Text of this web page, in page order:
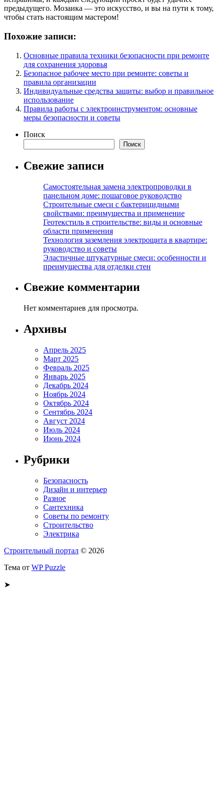
предыдущего. Мозаика — это искусство, и вы на пути к тому,
чтобы стать настоящим мастером!
Похожие записи:
Основные правила техники безопасности при ремонте
для сохранения здоровья
Безопасное рабочее место при ремонте: советы и
правила организации
Индивидуальные средства защиты: выбор и правильное
использование
Правила работы с электроинструментом: основные
меры безопасности и советы
Поиск
Поиск
Свежие записи
Самостоятельная замена электропроводки в
панельном доме: пошаговое руководство
Строительные смеси с бактерицидными
свойствами: преимущества и применение
Геотекстиль в строительстве: виды и основные
области применения
Технология заземления электрощита в квартире:
руководство и советы
Эластичные штукатурные смеси: особенности и
преимущества для отделки стен
Свежие комментарии
Нет комментариев для просмотра.
Архивы
Апрель 2025
Март 2025
Февраль 2025
Январь 2025
Декабрь 2024
Ноябрь 2024
Октябрь 2024
Сентябрь 2024
Август 2024
Июль 2024
Июнь 2024
Рубрики
Безопасность
Дизайн и интерьер
Разное
Сантехника
Советы по ремонту
Строительство
Электрика
Строительный портал © 2026
Тема от WP Puzzle
➤